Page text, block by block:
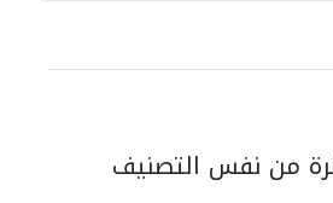
من نفس التصنيف